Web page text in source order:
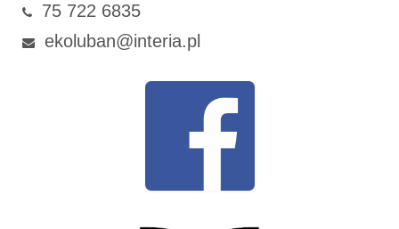
75 722 6835
ekoluban@interia.pl